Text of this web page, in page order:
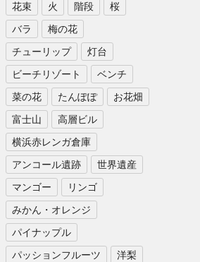
花束
火 階段
桜
バラ
梅の花
チューリップ
灯台
ビーチリゾート
ベンチ
菜の花
たんぽぽ
お花畑
富士山
高層ビル
横浜赤レンガ倉庫
アンコール遺跡
世界遺産
マンゴー
リンゴ
みかん・オレンジ
パイナップル
パッションフルーツ
洋梨